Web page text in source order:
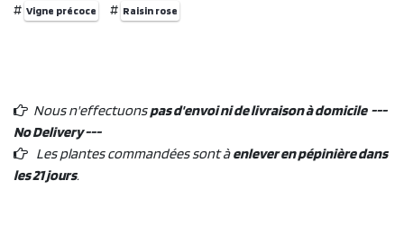
# Vigne précoce # Raisin rose
Nous n'effectuonspas d'envoi ni de livraison à domicile ---
No Delivery ---
Les plantes commandées sont àenlever en pépinière dans
les 21 jours.